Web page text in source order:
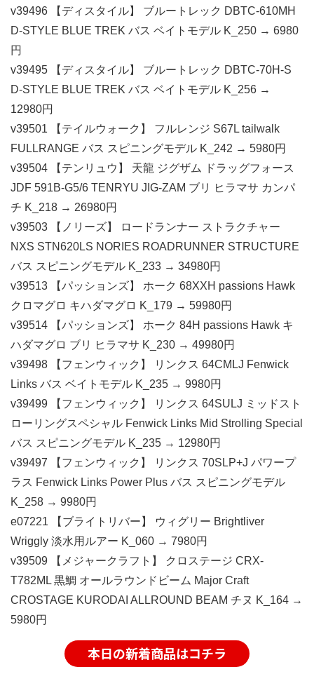
v39496 【ディスタイル】 ブルートレック DBTC-610MH
D-STYLE BLUE TREK バス ベイトモデル K_250 → 6980
円
v39495 【ディスタイル】 ブルートレック DBTC-70H-S
D-STYLE BLUE TREK バス ベイトモデル K_256 →
12980円
v39501 【テイルウォーク】 フルレンジ S67L tailwalk
FULLRANGE バス スピニングモデル K_242 → 5980円
v39504 【テンリュウ】 天龍 ジグザム ドラッグフォース
JDF 591B-G5/6 TENRYU JIG-ZAM ブリ ヒラマサ カンパ
チ K_218 → 26980円
v39503 【ノリーズ】 ロードランナー ストラクチャー
NXS STN620LS NORIES ROADRUNNER STRUCTURE
バス スピニングモデル K_233 → 34980円
v39513 【パッションズ】 ホーク 68XXH passions Hawk
クロマグロ キハダマグロ K_179 → 59980円
v39514 【パッションズ】 ホーク 84H passions Hawk キ
ハダマグロ ブリ ヒラマサ K_230 → 49980円
v39498 【フェンウィック】 リンクス 64CMLJ Fenwick
Links バス ベイトモデル K_235 → 9980円
v39499 【フェンウィック】 リンクス 64SULJ ミッドスト
ローリングスペシャル Fenwick Links Mid Strolling Special
バス スピニングモデル K_235 → 12980円
v39497 【フェンウィック】 リンクス 70SLP+J パワープ
ラス Fenwick Links Power Plus バス スピニングモデル
K_258 → 9980円
e07221 【ブライトリバー】 ウィグリー Brightliver
Wriggly 淡水用ルアー K_060 → 7980円
v39509 【メジャークラフト】 クロステージ CRX-
T782ML 黒鯛 オールラウンドビーム Major Craft
CROSTAGE KURODAI ALLROUND BEAM チヌ K_164 →
5980円
本日の新着商品はコチラ